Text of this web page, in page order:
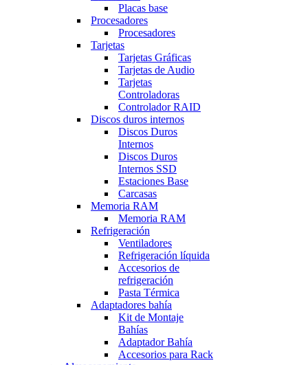
Placas base
Procesadores
Procesadores
Tarjetas
Tarjetas Gráficas
Tarjetas de Audio
Tarjetas
Controladoras
Controlador RAID
Discos duros internos
Discos Duros
Internos
Discos Duros
Internos SSD
Estaciones Base
Carcasas
Memoria RAM
Memoria RAM
Refrigeración
Ventiladores
Refrigeración líquida
Accesorios de
refrigeración
Pasta Térmica
Adaptadores bahía
Kit de Montaje
Bahías
Adaptador Bahía
Accesorios para Rack